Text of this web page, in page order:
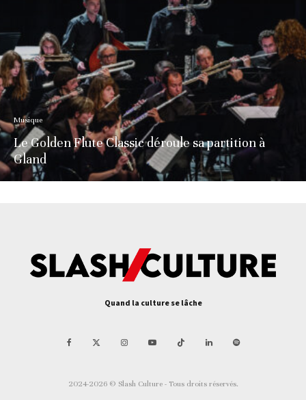
Musique
Le Golden Flute Classic déroule sa partition à
Gland
Quand la culture se lâche
2024-2026 © Slash Culture - Tous droits réservés.